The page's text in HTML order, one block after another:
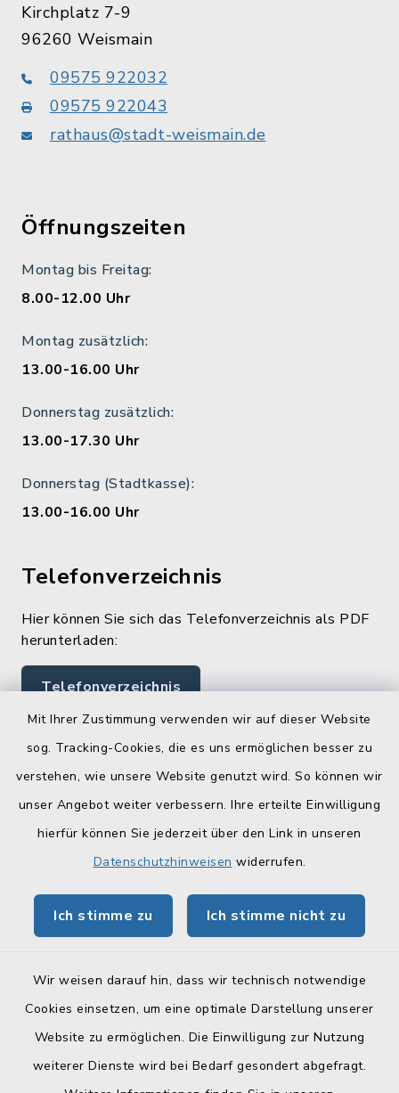
Mit Ihrer Zustimmung verwenden wir auf dieser Website
sog. Tracking-Cookies, die es uns ermöglichen besser zu
verstehen, wie unsere Website genutzt wird. So können wir
unser Angebot weiter verbessern. Ihre erteilte Einwilligung
hierfür können Sie jederzeit über den Link in unseren
Datenschutzhinweisen widerrufen.
Ich stimme zu Ich stimme nicht zu
Wir weisen darauf hin, dass wir technisch notwendige
Cookies einsetzen, um eine optimale Darstellung unserer
Website zu ermöglichen. Die Einwilligung zur Nutzung
weiterer Dienste wird bei Bedarf gesondert abgefragt.
Kirchplatz 7-9
96260 Weismain
09575 922032
09575 922043
rathaus@stadt-weismain.de
Öffnungszeiten
Montag bis Freitag:
8.00-12.00 Uhr
Montag zusätzlich:
13.00-16.00 Uhr
Donnerstag zusätzlich:
13.00-17.30 Uhr
Donnerstag (Stadtkasse):
13.00-16.00 Uhr
Telefonverzeichnis
Hier können Sie sich das Telefonverzeichnis als PDF
herunterladen:
Telefonverzeichnis
Quicklinks
Landratsamt Lichtenfels
Geoportal Lichtenfels
BayernPortal